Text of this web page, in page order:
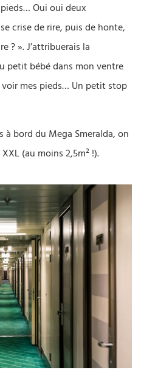
Oui oui deux
crise de rire, puis de honte,
? ». J’attribuerais la
petit bébé dans mon ventre
voir mes pieds… Un petit stop
à bord du Mega Smeralda, on
(au moins 2,5m² !).